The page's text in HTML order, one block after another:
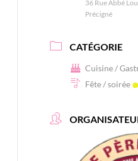
36 Rue Abbé
Précigné
CATÉGORIE
Cuisine /
Fête / soirée